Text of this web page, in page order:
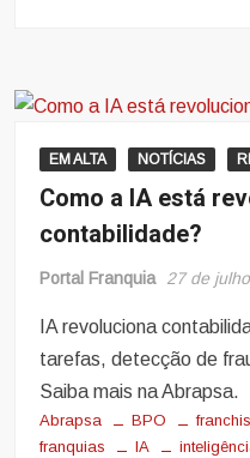
EM ALTA NOTÍCIAS
Como a IA está
contabilidade?
Portal Franquia 27 de
IA revoluciona
tarefas, detecção de
Saiba mais na Abrapsa.
Abrapsa BPO
franquias
IA